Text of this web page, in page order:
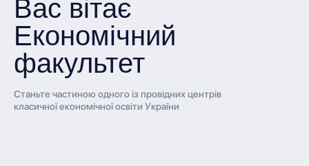
Вас вітає
Економічний
факультет
Станьте частиною одного із провідних центрів
класичної економічної освіти України